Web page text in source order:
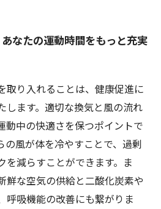
なたの運動時間をもっと充実
取り入れることは、健康促進に
します。適切な換気と風の流れ
動中の快適さを保つポイントで
の風が体を冷やすことで、過剰
を減らすことができます。ま
鮮な空気の供給と二酸化炭素や
呼吸機能の改善にも繋がりま